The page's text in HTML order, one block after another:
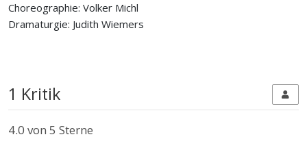
Choreographie: Volker Michl
Dramaturgie: Judith Wiemers
1 Kritik
4.0 von 5 Sterne